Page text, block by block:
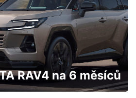
RAV4 na 6 měsíců